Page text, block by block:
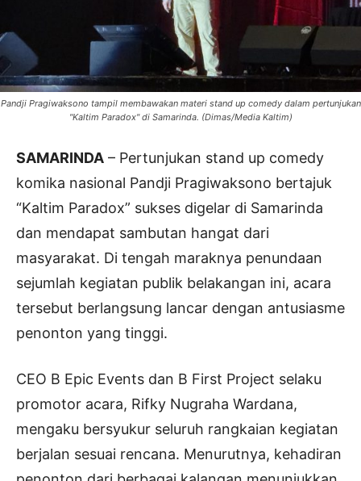
Pandji Pragiwaksono tampil membawakan materi stand up comedy dalam pertunjukan
"Kaltim Paradox" di Samarinda. (Dimas/Media Kaltim)
SAMARINDA – Pertunjukan stand up comedy
komika nasional Pandji Pragiwaksono bertajuk
“Kaltim Paradox” sukses digelar di Samarinda
dan mendapat sambutan hangat dari
masyarakat. Di tengah maraknya penundaan
sejumlah kegiatan publik belakangan ini, acara
tersebut berlangsung lancar dengan antusiasme
penonton yang tinggi.
CEO B Epic Events dan B First Project selaku
promotor acara, Rifky Nugraha Wardana,
mengaku bersyukur seluruh rangkaian kegiatan
berjalan sesuai rencana. Menurutnya, kehadiran